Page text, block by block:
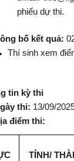
phiếu dự thi.
bố kết quả:
Thí sinh xem
tin kỳ thi
thi: 13/09/
điểm thi:
TỈNH/